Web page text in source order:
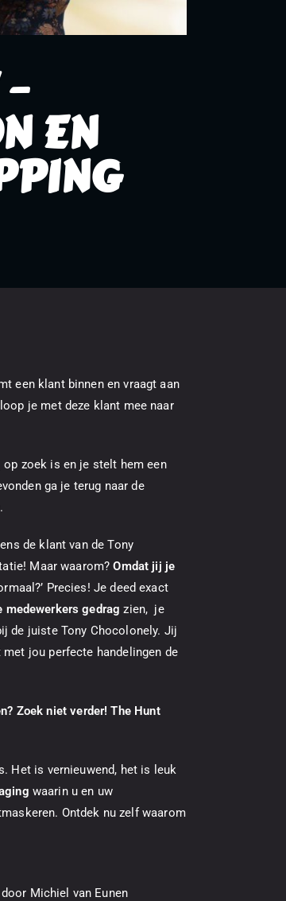
EN
een klant binnen en vraagt aan
je met deze klant mee naar
zoek is en je stelt hem een
ga je terug naar de
de klant van de Tony
Maar waarom?Omdat jij je
Precies! Je deed exact
medewerkers gedrag zien, je
de juiste Tony Chocolonely. Jij
jou perfecte handelingen de
Zoek niet verder! The Hunt
Het is vernieuwend, het is leuk
waarin u en uw
Ontdek nu zelf waarom
Michiel van Eunen